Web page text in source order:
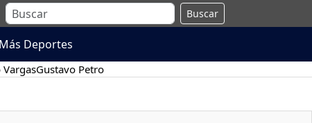
Buscar
Más Deportes
Gustavo Petro